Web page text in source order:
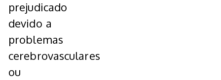
prejudicado
devido a
problemas
cerebrovasculares
ou